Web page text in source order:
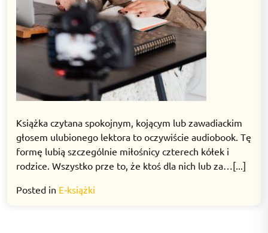
Książka czytana spokojnym, kojącym lub zawadiackim
głosem ulubionego lektora to oczywiście audiobook. Tę
formę lubią szczególnie miłośnicy czterech kółek i
rodzice. Wszystko prze to, że ktoś dla nich lub za…[...]
Posted in E-książki